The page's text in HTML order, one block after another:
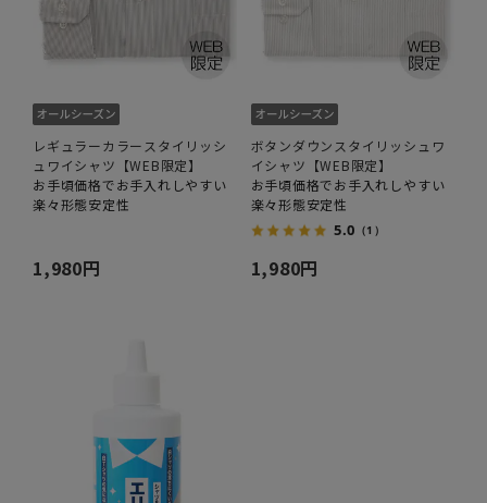
レギュラーカラースタイリッシ
ュワイシャツ【WEB限定】
お手頃価格でお手入れしやすい
楽々形態安定性
1,980円
ボタンダウンスタイリッシュワ
イシャツ【WEB限定】
お手頃価格でお手入れしやすい
楽々形態安定性
5.0 （1）
1,980円